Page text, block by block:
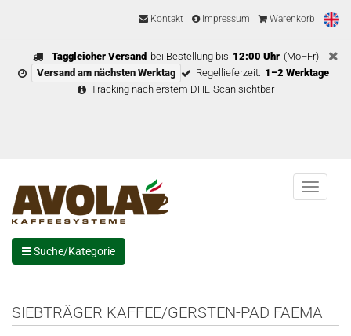
Kontakt Impressum Warenkorb
Taggleicher Versand bei Bestellung bis 12:00 Uhr (Mo–Fr)
Versand am nächsten Werktag
Regellieferzeit: 1–2 Werktage
Tracking nach erstem DHL-Scan sichtbar
Menu
Suche/Kategorie
SIEBTRÄGER KAFFEE/GERSTEN-PAD FAEMA